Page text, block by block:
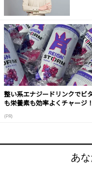
整い系エナジードリンクでビ
も栄養素も効率よくチャージ！
(PR)
あ